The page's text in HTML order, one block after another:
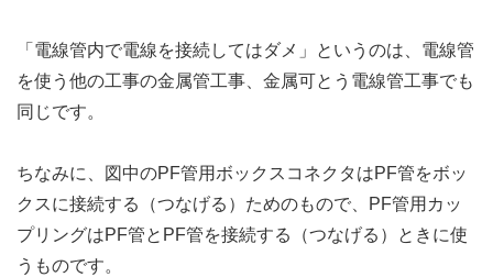
「電線管内で電線を接続してはダメ」というのは、電線管
を使う他の工事の金属管工事、金属可とう電線管工事でも
同じです。
ちなみに、図中のPF管用ボックスコネクタはPF管をボッ
クスに接続する（つなげる）ためのもので、PF管用カッ
プリングはPF管とPF管を接続する（つなげる）ときに使
うものです。